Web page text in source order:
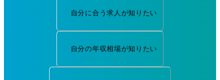
自分に合う求人が知りたい
自分の年収相場が知りたい